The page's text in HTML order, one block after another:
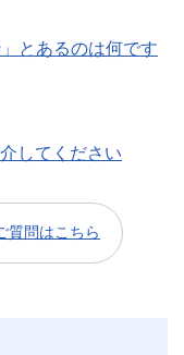
とあるのは何です
してください
質問はこちら